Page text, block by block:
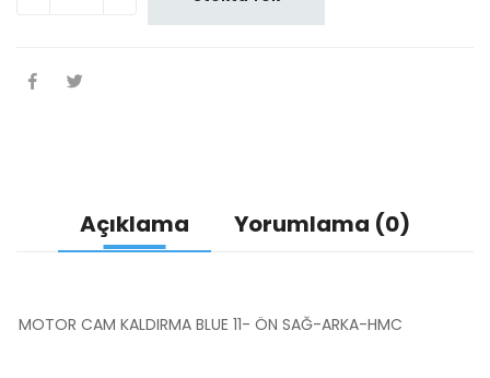
Açıklama Yorumlama (0)
MOTOR CAM KALDIRMA BLUE 11- ÖN SAĞ-ARKA-HMC